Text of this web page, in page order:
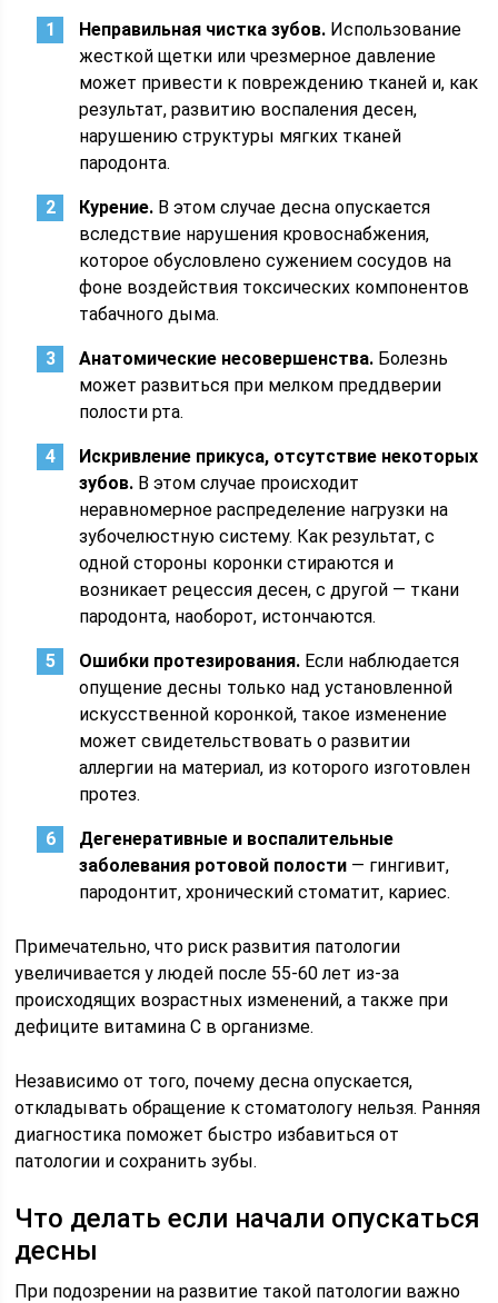
Неправильная чистка зубов. Использование
жесткой щетки или чрезмерное давление
может привести к повреждению тканей и, как
результат, развитию воспаления десен,
нарушению структуры мягких тканей
пародонта.
Курение. В этом случае десна опускается
вследствие нарушения кровоснабжения,
которое обусловлено сужением сосудов на
фоне воздействия токсических компонентов
табачного дыма.
Анатомические несовершенства. Болезнь
может развиться при мелком преддверии
полости рта.
Искривление прикуса, отсутствие некоторых
зубов. В этом случае происходит
неравномерное распределение нагрузки на
зубочелюстную систему. Как результат, с
одной стороны коронки стираются и
возникает рецессия десен, с другой — ткани
пародонта, наоборот, истончаются.
Ошибки протезирования. Если наблюдается
опущение десны только над установленной
искусственной коронкой, такое изменение
может свидетельствовать о развитии
аллергии на материал, из которого изготовлен
протез.
Дегенеративные и воспалительные
заболевания ротовой полости — гингивит,
пародонтит, хронический стоматит, кариес.
Примечательно, что риск развития патологии
увеличивается у людей после 55-60 лет из-за
происходящих возрастных изменений, а также при
дефиците витамина С в организме.
Независимо от того, почему десна опускается,
откладывать обращение к стоматологу нельзя. Ранняя
диагностика поможет быстро избавиться от
патологии и сохранить зубы.
Что делать если начали опускаться
десны
При подозрении на развитие такой патологии важно